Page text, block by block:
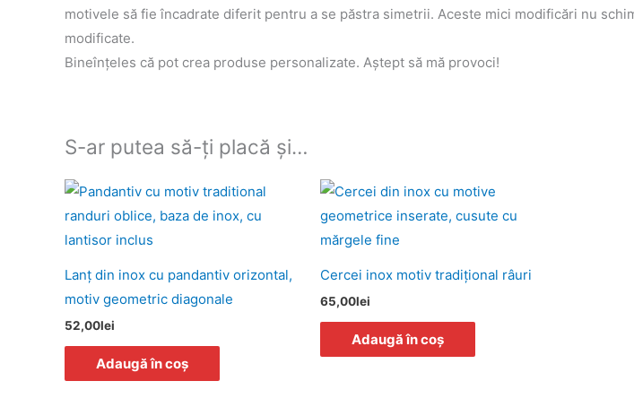
motivele să fie încadrate diferit pentru a se păstra simetrii. Aceste mici modificări nu
modificate.
Bineînţeles că pot crea produse personalizate. Aştept să mă provoci!
S-ar putea să-ți placă și…
Lanţ din inox cu pandantiv orizontal,
motiv geometric diagonale
52,00lei
Adaugă în coș
Cercei inox motiv tradiţional râuri
65,00lei
Adaugă în coș